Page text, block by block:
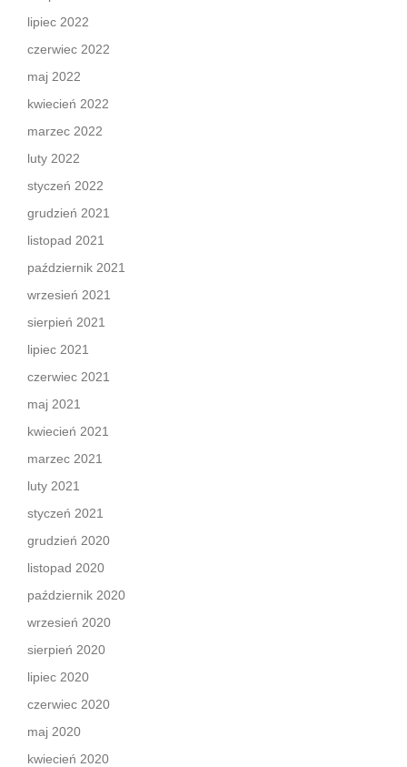
lipiec 2022
czerwiec 2022
maj 2022
kwiecień 2022
marzec 2022
luty 2022
styczeń 2022
grudzień 2021
listopad 2021
październik 2021
wrzesień 2021
sierpień 2021
lipiec 2021
czerwiec 2021
maj 2021
kwiecień 2021
marzec 2021
luty 2021
styczeń 2021
grudzień 2020
listopad 2020
październik 2020
wrzesień 2020
sierpień 2020
lipiec 2020
czerwiec 2020
maj 2020
kwiecień 2020